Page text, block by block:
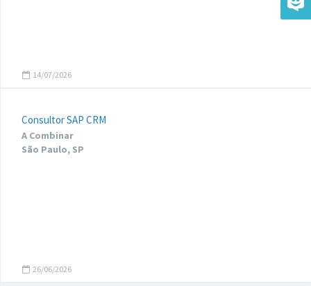
14/07/2026
Consultor SAP CRM
A Combinar
São Paulo, SP
26/06/2026